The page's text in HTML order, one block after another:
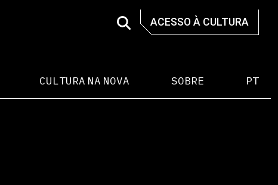
ACESSO À CULTURA
CULTURA NA NOVA SOBRE PT